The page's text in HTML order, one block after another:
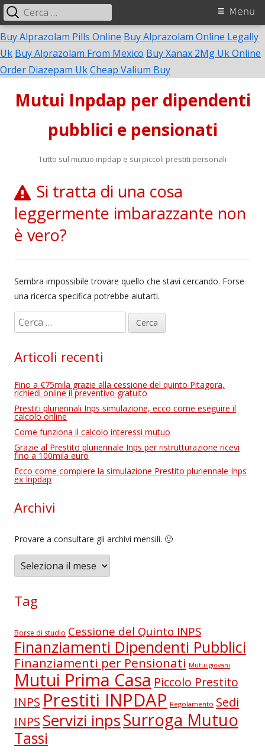
Buy Alprazolam Pills Online Buy Alprazolam Online Legally
Uk Buy Alprazolam From Mexico Buy Xanax 2Mg Uk Online
Order Diazepam UkCheap Valium BuyVai
contenuto
Mutui Inpdap per dipendenti
pubblici e pensionati
Tutto sul mutuo inpdap e sui piccoli prestiti personali
Menu
principale
Menu
Ricerca
per:
Si tratta di una cosa
leggermente imbarazzante non
è vero?
Sembra impossibile trovare quello che stavi cercando. Forse
una ricerca specifica potrebbe aiutarti.
i
e
c
a
p
e
r
:
Articoli recenti
Fino a €75mila grazie alla cessione del quinto Pitagora,
richiedi online il preventivo gratuito
Prestiti pluriennali Inps simulazione, ecco come eseguire il
calcolo online
Come funziona il calcolo interessi mutuo
Grazie al Prestito pluriennale Inps per ristrutturazione ricevi
fino a 100mila euro
Ecco come compiere la simulazione Prestito pluriennale Inps
ex Inpdap
Archivi
Provare a consultare gli archivi mensili. 🙂
r
h
v
Tag
Borse di studio Cessione del Quinto INPS
Finanziamenti Dipendenti Pubblici
Finanziamenti per Pensionati Mutui giovani
Mutui Prima Casa Piccolo Prestito
INPS Prestiti INPDAP Regolamento Sedi
INPS Servizi inpsSurroga Mutuo
Tassi